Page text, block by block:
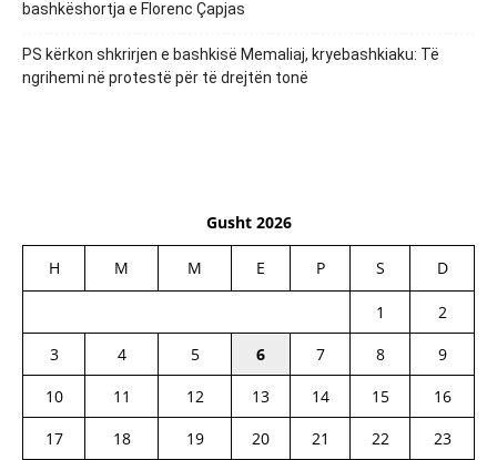
bashkëshortja e Florenc Çapjas
PS kërkon shkrirjen e bashkisë Memaliaj, kryebashkiaku: Të
ngrihemi në protestë për të drejtën tonë
Gusht 2026
H M M E P S D
1
2
3
4 5 6 7 8
9
10
11 12 13 14 15
16
17
18 19 20 21 22
23